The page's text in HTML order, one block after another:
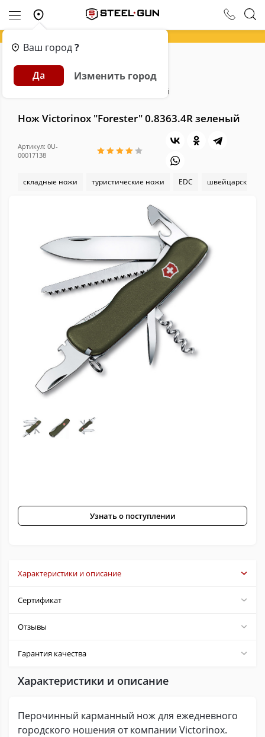
Ваш город?
Да Изменить город
Главная Каталог
Ножи для городского ношения (EDC)
Нож Victorinox "Forester" 0.8363.4R зеленый
Нож Victorinox "Forester" 0.8363.4R зеленый
Артикул: 0U-
00017138
складные ножи туристические ножи EDC швейцарские
Узнать о поступлении
Характеристики и описание
Сертификат
Отзывы
Гарантия качества
Характеристики и описание
Перочинный карманный нож для ежедневного
городского ношения от компании Victorinox.